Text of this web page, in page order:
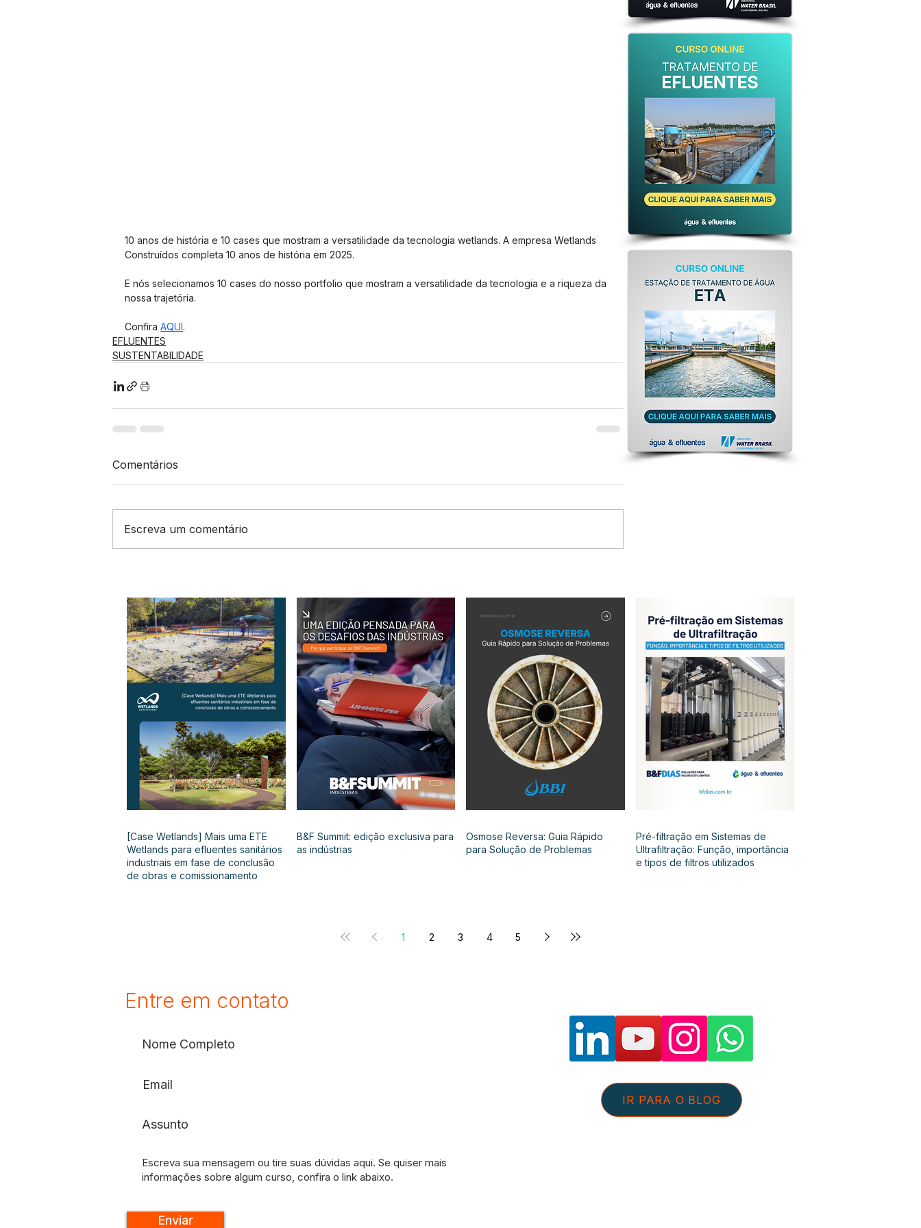
10 anos de história e 10 cases que mostram a versatilidade da tecnologia wetlands. A empresa Wetlands
Construídos completa 10 anos de história em 2025.
E nós selecionamos 10 cases do nosso portfolio que mostram a versatilidade da tecnologia e a riqueza da
nossa trajetória.
Confira AQUI.
EFLUENTES
SUSTENTABILIDADE
Comentários
Escreva um comentário
[Case Wetlands] Mais uma ETE
Wetlands para efluentes sanitários
industriais em fase de conclusão
de obras e comissionamento
B&F Summit: edição exclusiva para
as indústrias
Osmose Reversa: Guia Rápido
para Solução de Problemas
Pré-filtração em Sistemas de
Ultrafiltração: Função, importância
e tipos de filtros utilizados
1 2 3 4 5
Entre em contato
Enviar
IR PARA O BLOG